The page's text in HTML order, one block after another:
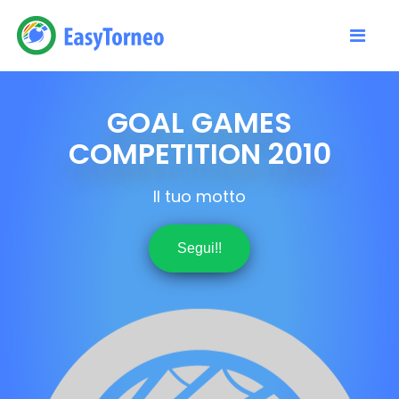
GOAL GAMES
COMPETITION 2010
Il tuo motto
Segui!!